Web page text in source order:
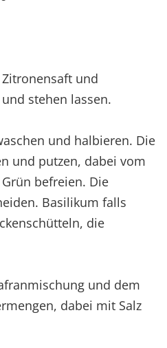
und
stehen lassen.
und halbieren. Die
und putzen, dabei vom
befreien. Die
Basilikum falls
die
und dem
dabei mit Salz